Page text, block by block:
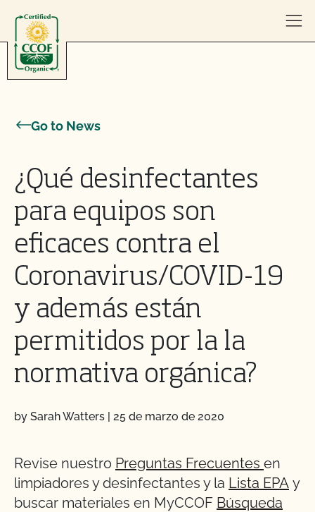
Go to News
¿Qué desinfectantes
para equipos son
eficaces contra el
Coronavirus/COVID-19
y además están
permitidos por la la
normativa orgánica?
by Sarah Watters | 25 de marzo de 2020
Revise nuestro Preguntas Frecuentes en
limpiadores y desinfectantes y la Lista EPA y
buscar materiales en MyCCOF Búsqueda